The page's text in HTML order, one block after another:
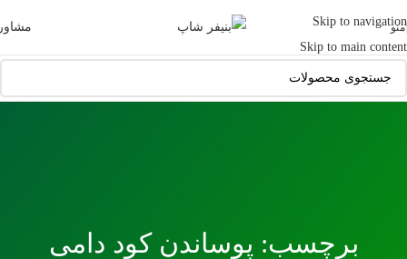
Skip to navigation
Skip to main content
منو
برچسب: پوساندن کود دامی